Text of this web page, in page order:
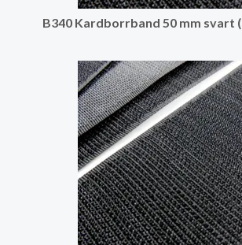
B340 Kardborrband 50 mm svart